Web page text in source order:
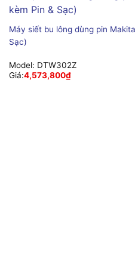
Máy siết bu lông dùng pin
Sạc)
Model: DTW302Z
Giá:4,573,800₫